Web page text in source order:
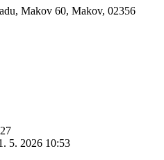
Makov 60, Makov, 02356
5. 2026 10:53